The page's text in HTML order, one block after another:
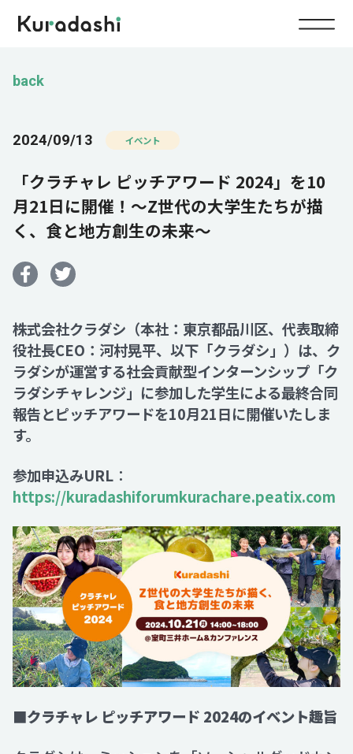
Top
Service
Food
Energy
Impact
Company
News
Recruit
back
2024/09/13 イベント
「クラチャレ ピッチアワード 2024」を10
月21日に開催！～Z世代の大学生たちが描
く、食と地方創生の未来～
株式会社クラダシ（本社：東京都品川区、代表取締
役社長CEO：河村晃平、以下「クラダシ」）は、ク
ラダシが運営する社会貢献型インターンシップ「ク
ラダシチャレンジ」に参加した学生による最終合同
報告とピッチアワードを10月21日に開催いたしま
す。
参加申込みURL ：
https://kuradashiforumkurachare.peatix.com
■クラチャレ ピッチアワード 2024のイベント趣旨